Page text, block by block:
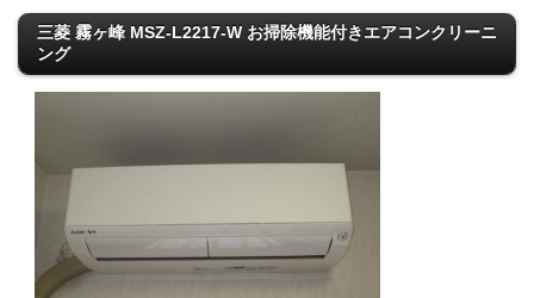
三菱 霧ヶ峰 MSZ-L2217-W お掃除機能付きエアコンクリーニ
ング